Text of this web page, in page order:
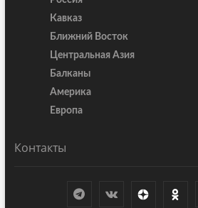
Кавказ
Ближний Восток
Центральная Азия
Балканы
Америка
Европа
Контакты